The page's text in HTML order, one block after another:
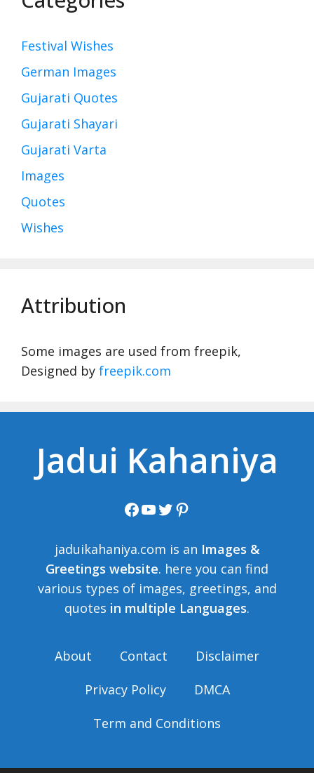
Festival Wishes
German Images
Gujarati Quotes
Gujarati Shayari
Gujarati Varta
Images
Quotes
Wishes
Attribution
Some images are used from freepik,
Designed by freepik.com
Jadui Kahaniya
Facebook
YouTube
Twitter
Pinterest
jaduikahaniya.com is an Images &
Greetings website. here you can find
various types of images, greetings, and
quotes in multiple Languages.
About Contact
Disclaimer
Privacy Policy
DMCA
Term and Conditions